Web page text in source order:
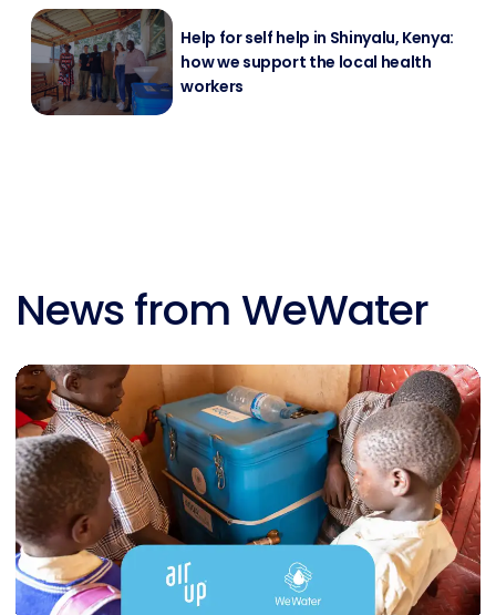
Help for self help in Shin­ya­lu, Ke­nya:
how we sup­port the lo­cal health
workers
News from WeWater